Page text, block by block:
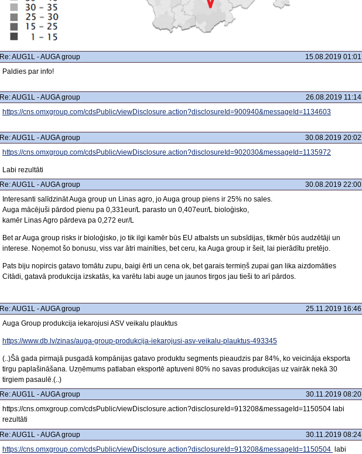
Re: AUG1L - AUGA group
15.08.2019 01:01
Paldies par info!
Re: AUG1L - AUGA group
26.08.2019 11:14
https://cns.omxgroup.com/cdsPublic/viewDisclosure.action?disclosureId=900940&messageId=1134603
Re: AUG1L - AUGA group
30.08.2019 20:02
https://cns.omxgroup.com/cdsPublic/viewDisclosure.action?disclosureId=902030&messageId=1135972
Labi rezultāti
Re: AUG1L - AUGA group
30.08.2019 22:00
Interesanti salīdzināt Auga group un Linas agro, jo Auga group piens ir 25% no sales.
Auga mācējuši pārdod pienu pa 0,331eur/L parasto un 0,407eur/L bioloģisko,
kamēr Linas Agro pārdeva pa 0,272 eur/L
Bet ar Auga group risks ir bioloģisko, jo tik ilgi kamēr būs EU atbalsts un subsīdijas, tikmēr būs audzētāji un
interese. Noņemot šo bonusu, viss var ātri mainīties, bet ceru, ka Auga group ir šeit, lai pierādītu pretējo.
Pats biju nopircis gatavo tomātu zupu, baigi ērti un cena ok, bet garais termiņš zupai gan lika aizdomāties
Citādi, gatavā produkcija izskatās, ka varētu labi auge un jaunos tirgos jau tieši to arī pārdos.
Re: AUG1L - AUGA group
25.11.2019 16:46
Auga Group produkcija iekarojusi ASV veikalu plauktus
https://www.db.lv/zinas/auga-group-produkcija-iekarojusi-asv-veikalu-plauktus-493345
(..)Šā gada pirmajā pusgadā kompānijas gatavo produktu segments pieaudzis par 84%, ko veicināja eksporta
tirgu paplašināšana. Uzņēmums patlaban eksportē aptuveni 80% no savas produkcijas uz vairāk nekā 30
tirgiem pasaulē.(..)
Re: AUG1L - AUGA group
30.11.2019 08:20
https://cns.omxgroup.com/cdsPublic/viewDisclosure.action?disclosureId=913208&messageId=1150504 labi
rezultāti
Re: AUG1L - AUGA group
30.11.2019 08:24
https://cns.omxgroup.com/cdsPublic/viewDisclosure.action?disclosureId=913208&messageId=1150504
labi